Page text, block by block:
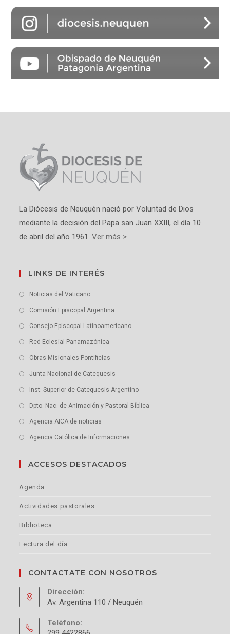
La Diócesis de Neuquén nació por Voluntad de Dios
mediante la decisión del Papa san Juan XXIII, el día 10
de abril del año 1961. Ver más >
LINKS DE INTERÉS
Noticias del Vaticano
Comisión Episcopal Argentina
Consejo Episcopal Latinoamericano
Red Eclesial Panamazónica
Obras Misionales Pontificias
Junta Nacional de Catequesis
Inst. Superior de Catequesis Argentino
Dpto. Nac. de Animación y Pastoral Bíblica
Agencia AICA de noticias
Agencia Católica de Informaciones
ACCESOS DESTACADOS
Agenda
Actividades pastorales
Biblioteca
Lectura del día
CONTACTATE CON NOSOTROS
Dirección:
Av. Argentina 110 / Neuquén
Teléfono: